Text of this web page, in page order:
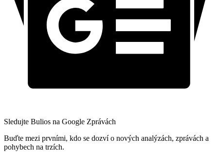
Sledujte Bulios na Google Zprávách
Buďte mezi prvními, kdo se dozví o nových analýzách, zprávách a
pohybech na trzích.